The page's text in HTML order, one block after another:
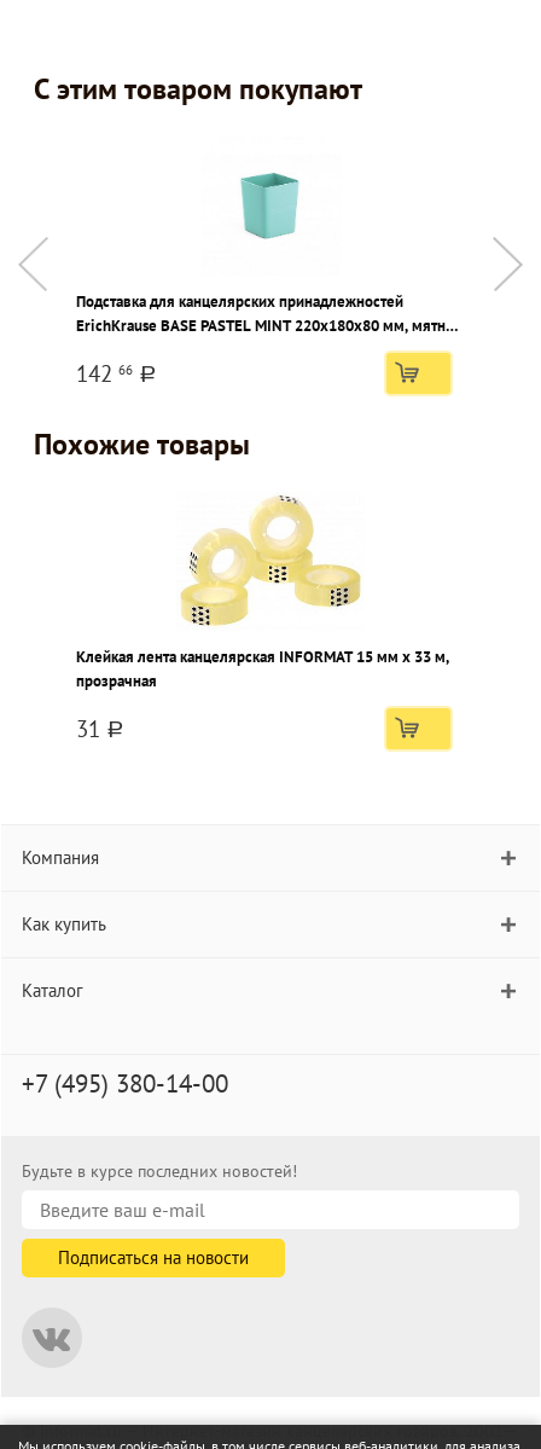
С этим товаром покупают
Подставка для канцелярских принадлежностей
ErichKrause BASE PASTEL MINT 220x180x80 мм, мятный
142 66 a
Похожие товары
Клейкая лента канцелярская INFORMAT 15 мм х 33 м,
прозрачная
31 a
Компания
Как купить
Каталог
+7 (495) 380-14-00
Будьте в курсе последних новостей!
© informat.ru — Интернет-магазин канцелярских товаров. 2001—